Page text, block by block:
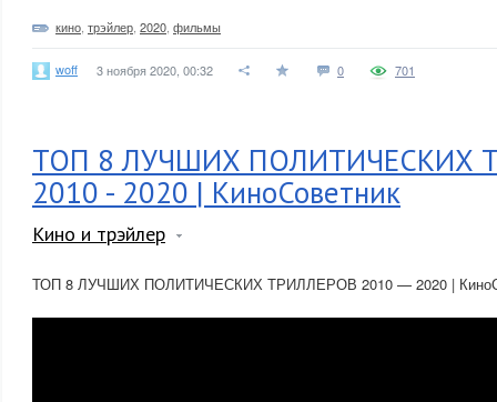
кино трэйлер 2020 фильмы
woff 3 ноября 2020, 00:32 0 701
ТОП 8 ЛУЧШИХ ПОЛИТИЧЕСКИХ
2010 - 2020 | КиноСоветник
Кино и трэйлер
ТОП 8 ЛУЧШИХ ПОЛИТИЧЕСКИХ ТРИЛЛЕРОВ 2010 — 2020 |